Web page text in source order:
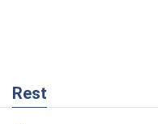
Rest